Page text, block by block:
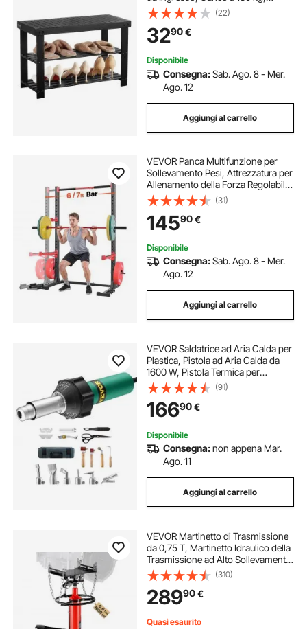
Scarpiera a 3 Ripiani con Seduta,
per Ingresso, Corridoio,
Soggiorno, Camera da letto, Nero
(22)
3290€
Disponibile
Consegna:Sab. Ago. 8 - Mer.
Ago. 12
Aggiungi al carrello
VEVOR Panca Multifunzione per
Sollevamento Pesi, Attrezzatura per
Allenamento della Forza Regolabile
in Larghezza con 6 Pioli per Bande,
Attacco Supporto Landmine e Barre
di Sicurezza per Panca Piana
(31)
14590€
Disponibile
Consegna:Sab. Ago. 8 - Mer.
Ago. 12
Aggiungi al carrello
VEVOR Saldatrice ad Aria Calda per
Plastica, Pistola ad Aria Calda da
1600 W, Pistola Termica per
Saldatura in Vinile TPO da 50°C -
600°C, Kit per Saldatura di
Coperture in Plastica con 17
Accessori
(91)
16690€
Disponibile
Consegna:non appena Mar.
Ago. 11
Aggiungi al carrello
VEVOR Martinetto di Trasmissione
da 0,75 T, Martinetto Idraulico della
Trasmissione ad Alto Sollevamento,
Jack a Trasmissione Verticale con 4
Rotelle Girevoli per Autoveicoli o
Autocarri Leggeri
(310)
28990€
Quasi esaurito